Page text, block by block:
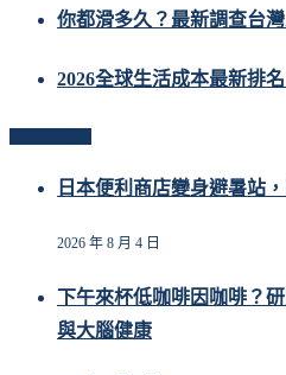
你都滑多久？最新調查台
2026全球生活成本最新排
日本便利商店變身避暑站
2026 年 8 月 4 日
下午來杯低咖啡因咖啡？
與大腦健康